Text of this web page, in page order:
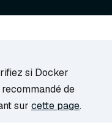
si Docker
de
sur cette page.